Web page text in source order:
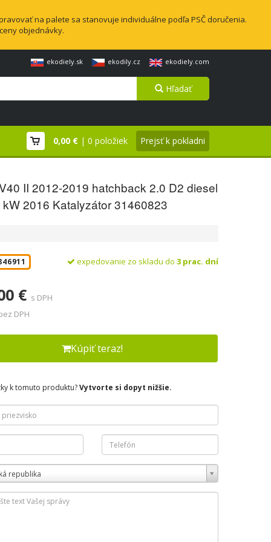
na palete sa stanovuje individuálne podľa PSČ doručenia.
objednávky.
ekodiely.sk ekodily.cz ekodiely.com
Hľadať
0,00 € | 0 položiek Prejsť k pokladni
II 2012-2019 hatchback 2.0 D2 diesel
kW 2016 Katalyzátor 31460823
expedovanie zo skladu do 3 prac. dní
€ s DPH
DPH
Kúpiť teraz!
k tomuto produktu?Vytvorte si dopyt nižšie.
republika